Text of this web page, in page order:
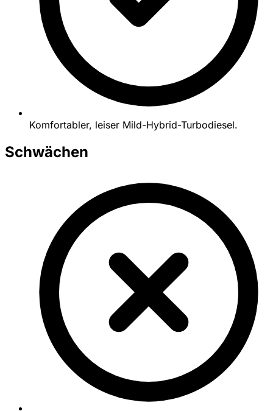
Komfortabler, leiser Mild-Hybrid-Turbodiesel.
Schwächen